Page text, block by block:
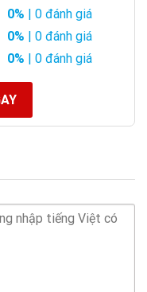
0% | 0 đánh giá
0% | 0 đánh giá
0% | 0 đánh giá